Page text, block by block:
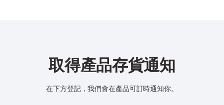
取得產品存貨通知
在下方登記，我們會在產品可訂時通知你。